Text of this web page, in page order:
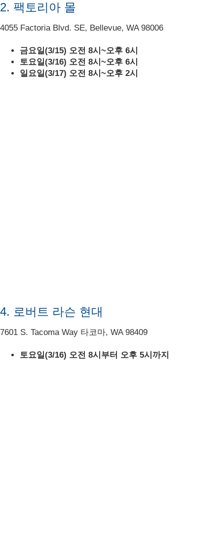
2. 팩토리아 몰
4055 Factoria Blvd. SE, Bellevue, WA 98006
금요일(3/15) 오전 8시~오후 6시
토요일(3/16) 오전 8시~오후 6시
일요일(3/17) 오전 8시~오후 2시
4. 로버트 라슨 현대
7601 S. Tacoma Way 타코마, WA 98409
토요일(3/16) 오전 8시부터 오후 5시까지